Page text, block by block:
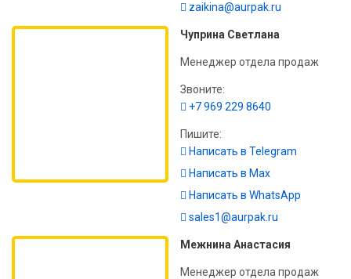
zaikina@aurpak.ru
Чуприна Светлана
Менеджер отдела продаж
Звоните:
+7 969 229 8640
Пишите:
Написать в Telegram
Написать в Max
Написать в WhatsApp
sales1@aurpak.ru
Межнина Анастасия
Менеджер отдела продаж